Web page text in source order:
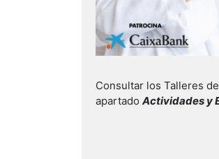
Consultar los Talleres
apartado Actividades y